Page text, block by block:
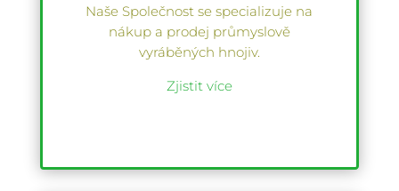
Naše Společnost se specializuje na
nákup a prodej průmyslově
vyráběných hnojiv.
Zjistit více